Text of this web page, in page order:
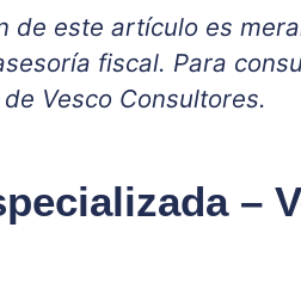
de este artículo es
fiscal. Para
Vesco Consultores.
–